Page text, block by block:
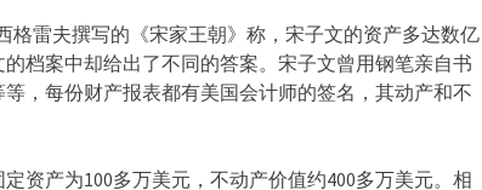
格雷夫撰写的《宋家王朝》称，宋子文的资产多达数亿
档案中却给出了不同的答案。宋子文曾用钢笔亲自书
，每份财产报表都有美国会计师的签名，其动产和不
资产为100多万美元，不动产价值约400多万美元。相